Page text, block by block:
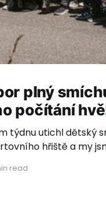
plný
počítání
týdnu utichl dětský
hřiště a my
vděčnosti, dojetí a
read